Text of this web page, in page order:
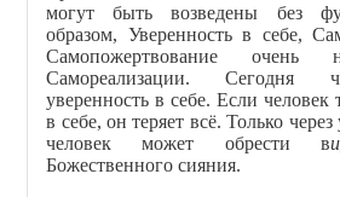
могут быть возведены без
образом, Уверенность в себе,
Самопожертвование очень
Самореализации. Сегодня
уверенность в себе. Если человек
в себе, он теряет всё. Только
человек может обрести ви
Божественного сияния.